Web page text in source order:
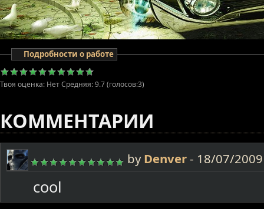
Подробности о работе
Твоя оценка: НетСредняя:9.7(голосов:3)
КОММЕНТАРИИ
byDenver- 18/07/
cool